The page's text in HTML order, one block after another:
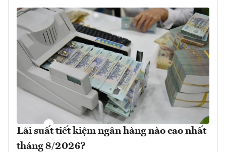
Lãi suất tiết kiệm ngân hàng nào cao nhất
tháng 8/2026?